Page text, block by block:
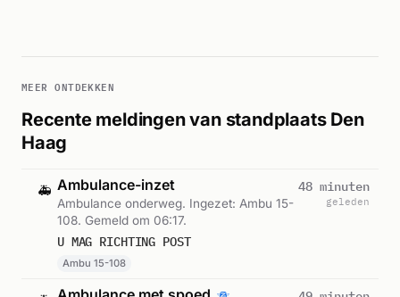
MEER ONTDEKKEN
Recente meldingen van standplaats Den
Haag
🚑 Ambulance-inzet
Ambulance onderweg. Ingezet: Ambu 15-
108. Gemeld om 06:17.
U MAG RICHTING POST
Ambu 15-108
48 minuten
geleden